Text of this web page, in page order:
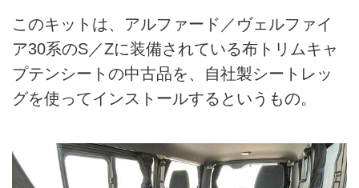
このキットは、アルファード／ヴェルファイ
ア30系のS／Zに装備されている布トリムキャ
プテンシートの中古品を、自社製シートレッ
グを使ってインストールするというもの。